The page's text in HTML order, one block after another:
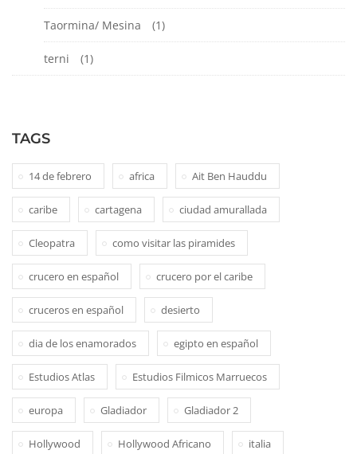
Taormina/ Mesina (1)
terni (1)
TAGS
14 de febrero africa Ait Ben Hauddu
caribe cartagena ciudad amurallada
Cleopatra como visitar las piramides
crucero en español crucero por el caribe
cruceros en español desierto
dia de los enamorados egipto en español
Estudios Atlas Estudios Filmicos Marruecos
europa Gladiador Gladiador 2
Hollywood Hollywood Africano italia